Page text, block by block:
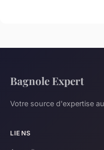
Bagnole Expert
Votre source d'expertise
LIENS